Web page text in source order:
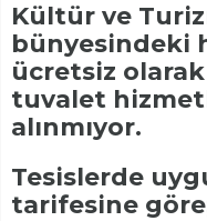
Kültür ve
bünyesindeki
ücretsiz olarak
tuvalet
alınmıyor.
Tesislerde
tarifesine